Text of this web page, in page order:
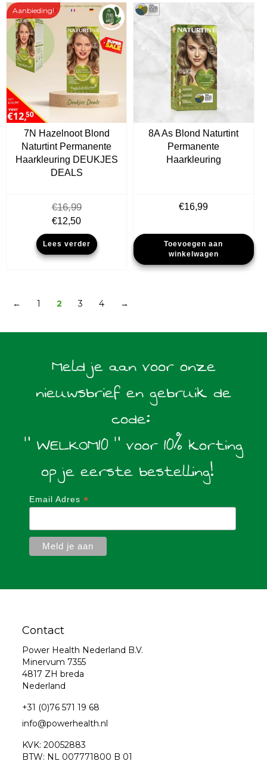
7N Hazelnoot Blond
Naturtint Permanente
Haarkleuring DEUKJES
DEALS
€16,99
Oorspronkelijke
prijs
was:
€16,99.
€12,50Huidige
prijs
is:
€12,50.
Lees verder
Aanbieding!
8A As Blond Naturtint
Permanente
Haarkleuring
€16,99
Toevoegen aan
winkelwagen
← 1 2 3 4 →
Meld je aan voor onze
nieuwsbrief en gebruik de
code:
" WELKOM10 " voor 10% korting
op je eerste bestelling!
Email Adres*
Contact
Power Health Nederland B.V.
Minervum 7355
4817 ZH breda
Nederland
+31 (0)76 571 19 68
info@powerhealth.nl
KVK: 20052883
BTW: NL 007771800 B 01